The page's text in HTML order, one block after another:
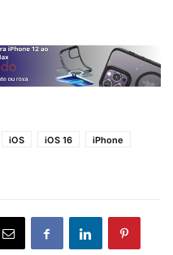
iOS iOS 16
iPhone